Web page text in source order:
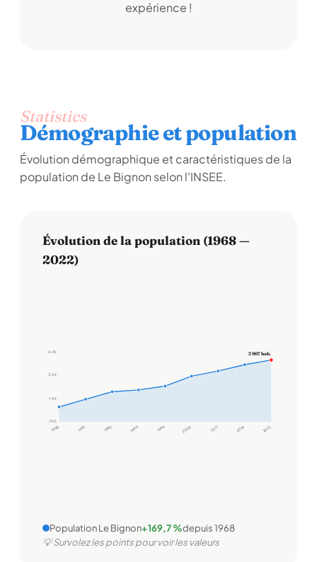
expérience !
Statistics
Démographie et population
Évolution démographique et caractéristiques de la
population de Le Bignon selon l'INSEE.
Évolution de la population (1968 —
2022)
700
1,9 k
3,2 k
4,4 k
1968 1975 1982 1990 1999 2006 2011 2016 2022
3 967 hab.
Population Le Bignon+169,7 %depuis 1968
💡 Survolez les points pour voir les valeurs